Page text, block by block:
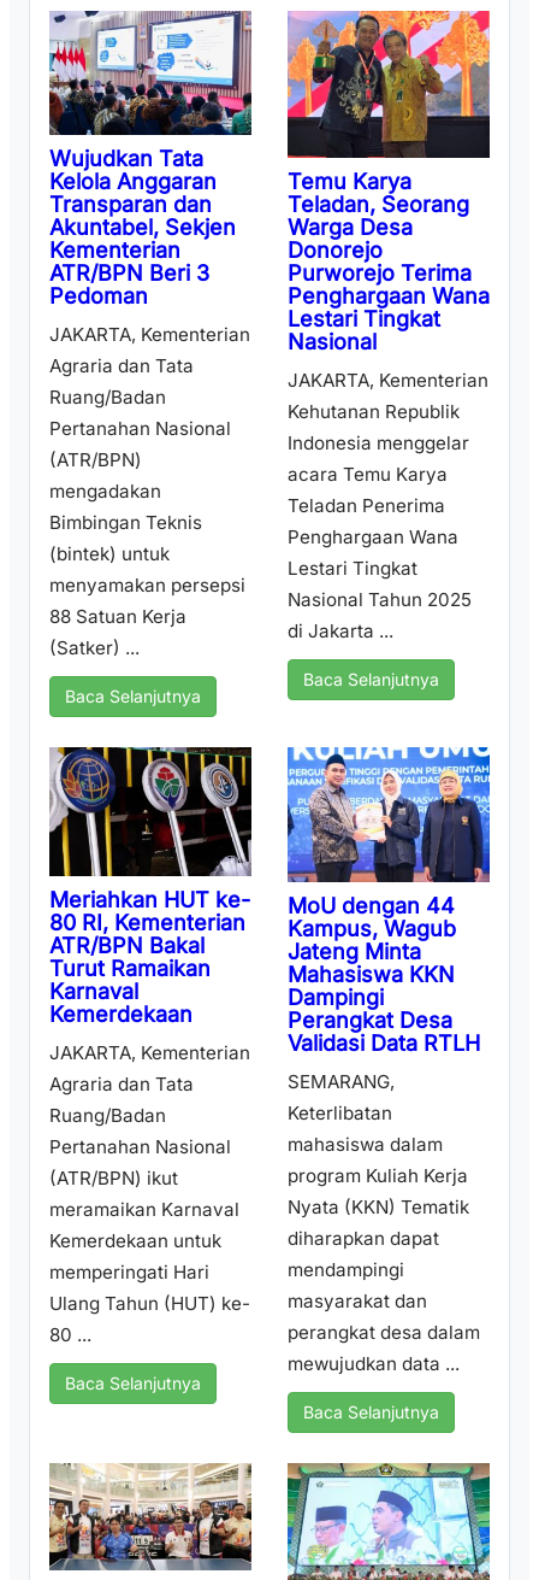
Wujudkan Tata
Kelola Anggaran
Transparan dan
Akuntabel, Sekjen
Kementerian
ATR/BPN Beri 3
Pedoman
JAKARTA, Kementerian
Agraria dan Tata
Ruang/Badan
Pertanahan Nasional
(ATR/BPN)
mengadakan
Bimbingan Teknis
(bintek) untuk
menyamakan persepsi
88 Satuan Kerja
(Satker) ...
Baca Selanjutnya
Temu Karya
Teladan, Seorang
Warga Desa
Donorejo
Purworejo Terima
Penghargaan Wana
Lestari Tingkat
Nasional
JAKARTA, Kementerian
Kehutanan Republik
Indonesia menggelar
acara Temu Karya
Teladan Penerima
Penghargaan Wana
Lestari Tingkat
Nasional Tahun 2025
di Jakarta ...
Baca Selanjutnya
Meriahkan HUT ke-
80 RI, Kementerian
ATR/BPN Bakal
Turut Ramaikan
Karnaval
Kemerdekaan
JAKARTA, Kementerian
Agraria dan Tata
Ruang/Badan
Pertanahan Nasional
(ATR/BPN) ikut
meramaikan Karnaval
Kemerdekaan untuk
memperingati Hari
Ulang Tahun (HUT) ke-
80 ...
Baca Selanjutnya
MoU dengan 44
Kampus, Wagub
Jateng Minta
Mahasiswa KKN
Dampingi
Perangkat Desa
Validasi Data RTLH
SEMARANG,
Keterlibatan
mahasiswa dalam
program Kuliah Kerja
Nyata (KKN) Tematik
diharapkan dapat
mendampingi
masyarakat dan
perangkat desa dalam
mewujudkan data ...
Baca Selanjutnya